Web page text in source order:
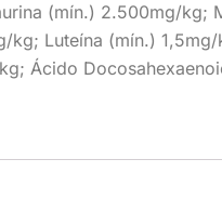
(mín.) 2.500mg/kg;
Luteína (mín.)
Ácido